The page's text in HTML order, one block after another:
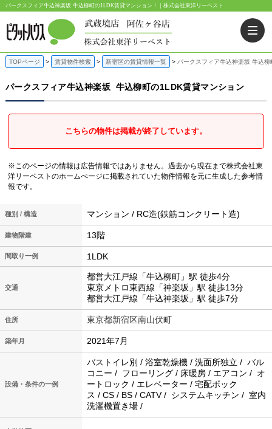
パークスフィア牛込神楽坂 牛込柳町の1LDK賃貸マンション！｜株式会社東洋リーベスト
TOPページ 賃貸物件検索 新宿区の賃貸情報一覧 パークスフィア牛込神楽坂 牛込
パークスフィア牛込神楽坂 牛込柳町の1LDK賃貸マンション
こちらの物件は掲載が終了しています。
※このページの情報は広告情報ではありません。過去から現在まで株式会社東
洋リーベストのホームぺージに掲載されていた物件情報を元に生成した参考情
報です。
種別 / 構造 マンション / RC造(鉄筋コンクリート造)
建物階建 13階
間取り一例 1LDK
交通
都営大江戸線「牛込柳町」駅 徒歩4分
東京メトロ東西線「神楽坂」駅 徒歩13分
都営大江戸線「牛込神楽坂」駅 徒歩7分
住所 東京都新宿区南山伏町
築年月 2021年7月
設備・条件の一例
バストイレ別 / 浴室乾燥機 / 洗面所独立 / バル
コニー / フローリング / 床暖房 / エアコン / オ
ートロック / エレベーター / 宅配ボック
ス / CS / BS / CATV / システムキッチン / 室内
洗濯機置き場 /